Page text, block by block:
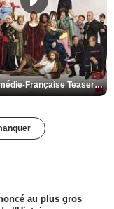
De la Comédie-Française Teaser VF
au plus gros